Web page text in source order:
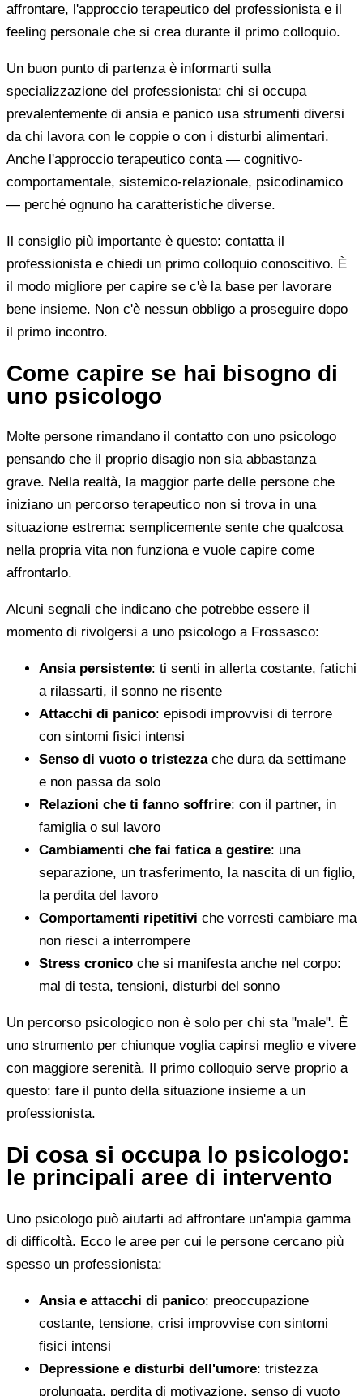
affrontare, l'approccio terapeutico del professionista e il
feeling personale che si crea durante il primo colloquio.
Un buon punto di partenza è informarti sulla
specializzazione del professionista: chi si occupa
prevalentemente di ansia e panico usa strumenti diversi
da chi lavora con le coppie o con i disturbi alimentari.
Anche l'approccio terapeutico conta — cognitivo-
comportamentale, sistemico-relazionale, psicodinamico
— perché ognuno ha caratteristiche diverse.
Il consiglio più importante è questo: contatta il
professionista e chiedi un primo colloquio conoscitivo. È
il modo migliore per capire se c'è la base per lavorare
bene insieme. Non c'è nessun obbligo a proseguire dopo
il primo incontro.
Come capire se hai bisogno di
uno psicologo
Molte persone rimandano il contatto con uno psicologo
pensando che il proprio disagio non sia abbastanza
grave. Nella realtà, la maggior parte delle persone che
iniziano un percorso terapeutico non si trova in una
situazione estrema: semplicemente sente che qualcosa
nella propria vita non funziona e vuole capire come
affrontarlo.
Alcuni segnali che indicano che potrebbe essere il
momento di rivolgersi a uno psicologo a Frossasco:
Ansia persistente: ti senti in allerta costante, fatichi
a rilassarti, il sonno ne risente
Attacchi di panico: episodi improvvisi di terrore
con sintomi fisici intensi
Senso di vuoto o tristezzache dura da settimane
e non passa da solo
Relazioni che ti fanno soffrire: con il partner, in
famiglia o sul lavoro
Cambiamenti che fai fatica a gestire: una
separazione, un trasferimento, la nascita di un figlio,
la perdita del lavoro
Comportamenti ripetitivi che vorresti cambiare ma
non riesci a interrompere
Stress cronico che si manifesta anche nel corpo:
mal di testa, tensioni, disturbi del sonno
Un percorso psicologico non è solo per chi sta "male". È
uno strumento per chiunque voglia capirsi meglio e vivere
con maggiore serenità. Il primo colloquio serve proprio a
questo: fare il punto della situazione insieme a un
professionista.
Di cosa si occupa lo psicologo:
le principali aree di intervento
Uno psicologo può aiutarti ad affrontare un'ampia gamma
di difficoltà. Ecco le aree per cui le persone cercano più
spesso un professionista:
Ansia e attacchi di panico: preoccupazione
costante, tensione, crisi improvvise con sintomi
fisici intensi
Depressione e disturbi dell'umore: tristezza
prolungata, perdita di motivazione, senso di vuoto